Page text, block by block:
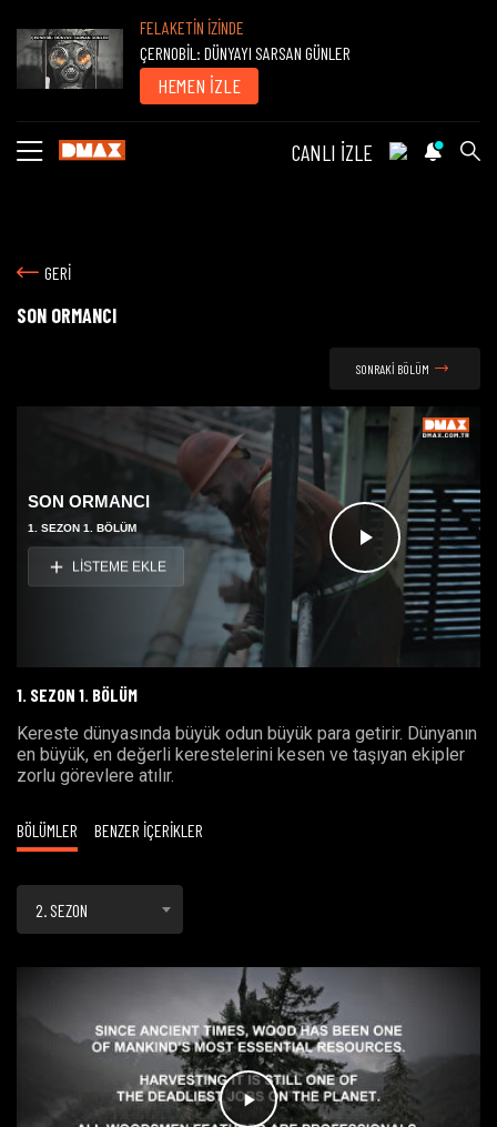
FELAKETİN İZİNDE
ÇERNOBİL: DÜNYAYI SARSAN GÜNLER
HEMEN İZLE
CANLI İZLE
GERİ
SON ORMANCI
SONRAKİ BÖLÜM
Videoyu
Oynat
SON ORMANCI
1. SEZON 1. BÖLÜM
LİSTEME EKLE
1. SEZON 1. BÖLÜM
Kereste dünyasında büyük odun büyük para getirir. Dünyanın
en büyük, en değerli kerestelerini kesen ve taşıyan ekipler
zorlu görevlere atılır.
BÖLÜMLER BENZER İÇERİKLER
2. SEZON